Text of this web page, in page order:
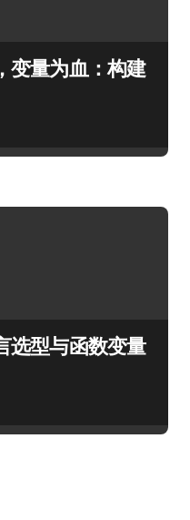
变量为血：构建
选型与函数变量